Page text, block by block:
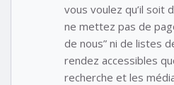
vous voulez qu’il soit
ne mettez pas de
de nous” ni de listes
rendez accessibles
recherche et les